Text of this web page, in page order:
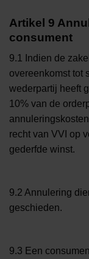
Artikel 9
consument
9.1 Indien de
overeenkomst tot
wederpartij heeft
10% van de
recht van VVI op
gederfde winst.
9.2 Annulering
geschieden.
9.3 Een